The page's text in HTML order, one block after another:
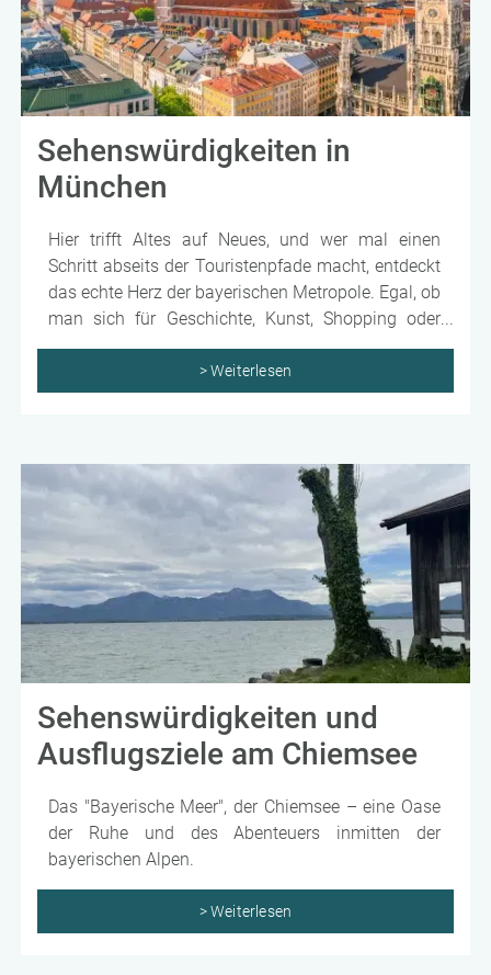
Sehenswürdigkeiten in
München
Hier trifft Altes auf Neues, und wer mal einen
Schritt abseits der Touristenpfade macht, entdeckt
das echte Herz der bayerischen Metropole. Egal, ob
man sich für Geschichte, Kunst, Shopping oder
einfach das bayerische Lebensgefühl interessiert –
> Weiterlesen
Sehenswürdigkeiten und
Ausflugsziele am Chiemsee
Das "Bayerische Meer", der Chiemsee – eine Oase
der Ruhe und des Abenteuers inmitten der
bayerischen Alpen.
> Weiterlesen